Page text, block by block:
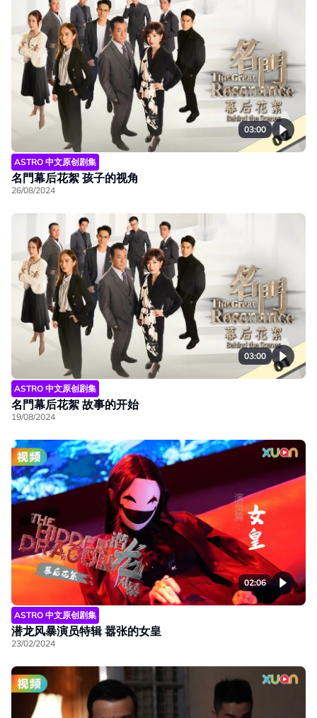
03:00
ASTRO 中文原创剧集
名門幕后花絮 孩子的视角
26/08/2024
03:00
ASTRO 中文原创剧集
名門幕后花絮 故事的开始
19/08/2024
02:06
ASTRO 中文原创剧集
潜龙风暴演员特辑 嚣张的女皇
23/02/2024